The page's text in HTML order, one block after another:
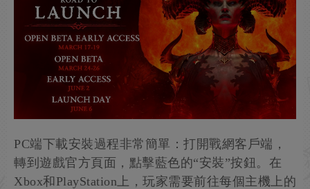
PC端下載安裝過程非常簡單：打開戰網客戶端，
轉到遊戲官方頁面，點擊藍色的“安裝”按鈕。在
Xbox和PlayStation上，玩家需要前往每個主機上的